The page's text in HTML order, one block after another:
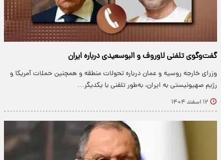
گفت‌وگوی تلفنی لاوروف و البوسعیدی درباره ایران
وزرای خارجه روسیه و عمان درباره تحولات منطقه و همچنین حملات آمریکا و
رژیم صهیونیستی به ایران، به‌طور تلفنی با یکدیگر…
۱۲ اسفند ۱۴۰۴